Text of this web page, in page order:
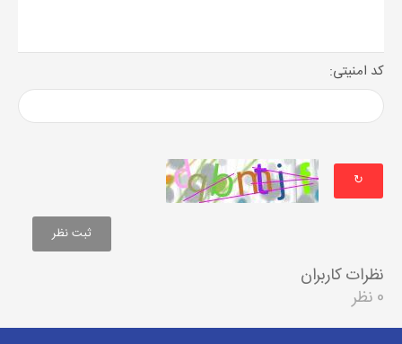
کد امنیتی:
↻
نظرات کاربران
0 نظر